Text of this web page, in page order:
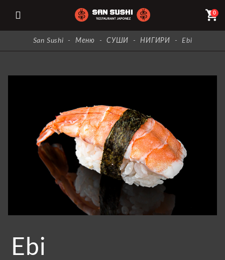
0
shopping_cart
San Sushi - Меню - СУШИ - НИГИРИ - Ebi
Ebi